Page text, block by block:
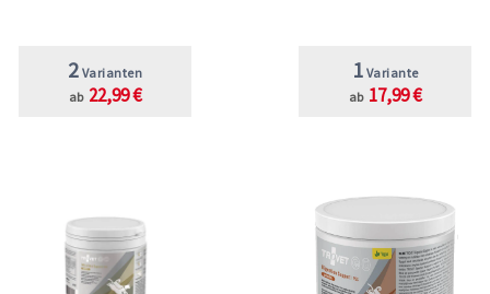
2 Varianten
ab 22,99 €
1 Variante
ab 17,99 €